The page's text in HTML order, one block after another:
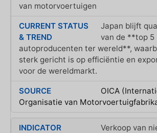
van motorvoertuigen
Japan blijft
van de **top 5
autoproducenten ter wereld**,
sterk gericht is op efficiëntie en
voor de wereldmarkt.
OICA
Organisatie van
Verkoop van